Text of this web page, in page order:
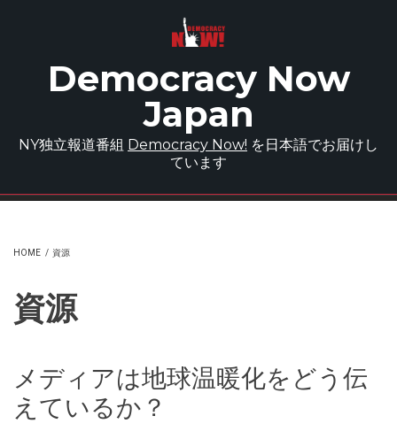
Democracy Now
Japan
NY独立報道番組 Democracy Now! を日本語でお届けし
ています
HOME / 資源
資源
メディアは地球温暖化をどう伝
えているか？